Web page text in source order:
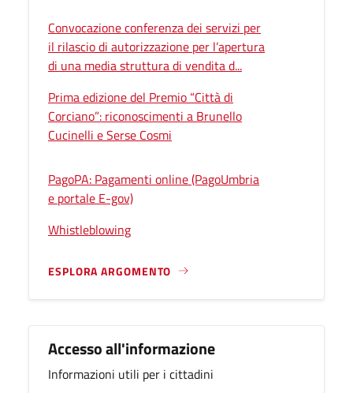
Convocazione conferenza dei servizi per
il rilascio di autorizzazione per l’apertura
di una media struttura di vendita d...
Prima edizione del Premio “Città di
Corciano”: riconoscimenti a Brunello
Cucinelli e Serse Cosmi
PagoPA: Pagamenti online (PagoUmbria
e portale E-gov)
Whistleblowing
ESPLORA ARGOMENTO
Accesso all'informazione
Informazioni utili per i cittadini